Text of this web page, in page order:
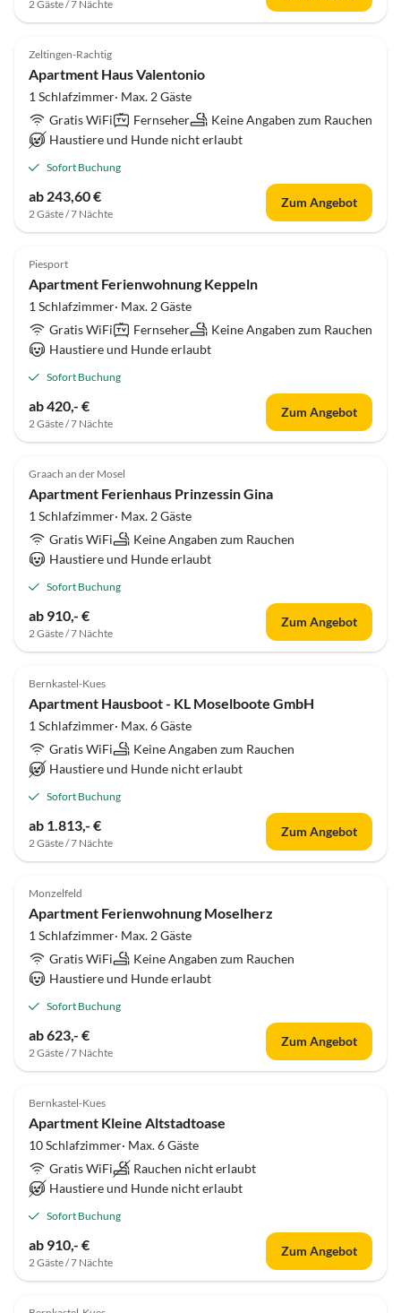
2 Gäste / 7 Nächte
Zeltingen-Rachtig
Apartment Haus Valentonio
1 Schlafzimmer· Max. 2 Gäste
Gratis WiFi
Fernseher
Keine Angaben zum Rauchen
Haustiere und Hunde nicht erlaubt
Sofort Buchung
ab 243,60 €
2 Gäste / 7 Nächte
Zum Angebot
Piesport
Apartment Ferienwohnung Keppeln
1 Schlafzimmer· Max. 2 Gäste
Gratis WiFi
Fernseher
Keine Angaben zum Rauchen
Haustiere und Hunde erlaubt
Sofort Buchung
ab 420,- €
2 Gäste / 7 Nächte
Zum Angebot
Graach an der Mosel
Apartment Ferienhaus Prinzessin Gina
1 Schlafzimmer· Max. 2 Gäste
Gratis WiFi
Keine Angaben zum Rauchen
Haustiere und Hunde erlaubt
Sofort Buchung
ab 910,- €
2 Gäste / 7 Nächte
Zum Angebot
Bernkastel-Kues
Apartment Hausboot - KL Moselboote GmbH
1 Schlafzimmer· Max. 6 Gäste
Gratis WiFi
Keine Angaben zum Rauchen
Haustiere und Hunde nicht erlaubt
Sofort Buchung
ab 1.813,- €
2 Gäste / 7 Nächte
Zum Angebot
Monzelfeld
Apartment Ferienwohnung Moselherz
1 Schlafzimmer· Max. 2 Gäste
Gratis WiFi
Keine Angaben zum Rauchen
Haustiere und Hunde erlaubt
Sofort Buchung
ab 623,- €
2 Gäste / 7 Nächte
Zum Angebot
Bernkastel-Kues
Apartment Kleine Altstadtoase
10 Schlafzimmer· Max. 6 Gäste
Gratis WiFi
Rauchen nicht erlaubt
Haustiere und Hunde nicht erlaubt
Sofort Buchung
ab 910,- €
2 Gäste / 7 Nächte
Zum Angebot